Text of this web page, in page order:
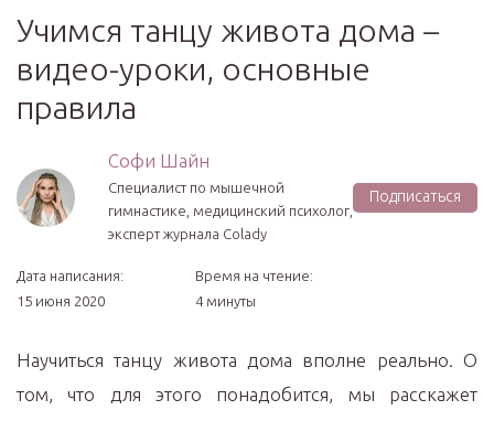
Учимся танцу живота дома –
видео-уроки, основные
правила
Софи Шайн
Специалист по мышечной
гимнастике, медицинский психолог,
эксперт журнала Сolady
Подписаться
Дата написания:
15 июня 2020
Время на чтение:
4 минуты
Научиться танцу живота дома вполне реально. О
том, что для этого понадобится, мы расскажет